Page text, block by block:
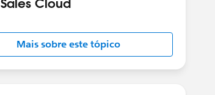
Mais sobre este tópico